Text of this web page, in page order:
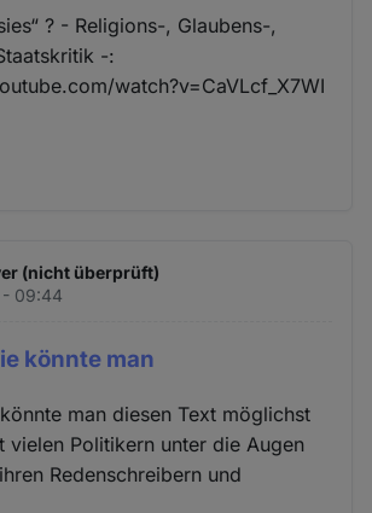
? - Religions-, Glaubens-,
-:
watch?v=CaVLcf_X7WI
(nicht überprüft)
- 09:44
könnte man
man diesen Text möglichst
vielen Politikern unter die Augen
Redenschreibern und